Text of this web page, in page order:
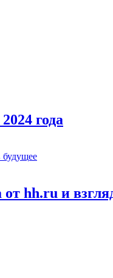
года
hh.ru и